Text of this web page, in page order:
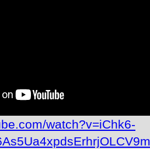
watch?v=iChk6-